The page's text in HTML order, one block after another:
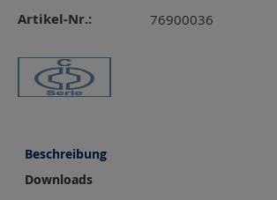
Artikel-Nr.: 76900036
Beschreibung
Downloads